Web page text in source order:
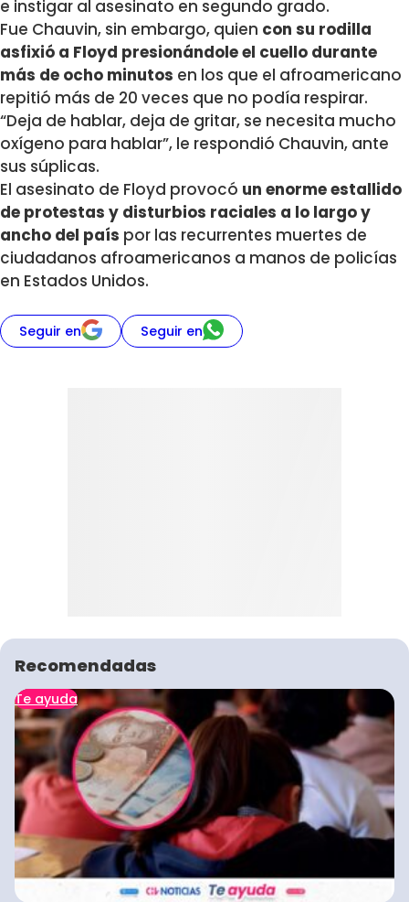
e instigar al asesinato en segundo grado.
Fue Chauvin, sin embargo, quien con su rodilla
asfixió a Floyd presionándole el cuello durante
más de ocho minutos en los que el afroamericano
repitió más de 20 veces que no podía respirar.
“Deja de hablar, deja de gritar, se necesita mucho
oxígeno para hablar”, le respondió Chauvin, ante
sus súplicas.
El asesinato de Floyd provocó un enorme estallido
de protestas y disturbios raciales a lo largo y
ancho del país por las recurrentes muertes de
ciudadanos afroamericanos a manos de policías
en Estados Unidos.
Seguir en Seguir en
Recomendadas
Te ayuda